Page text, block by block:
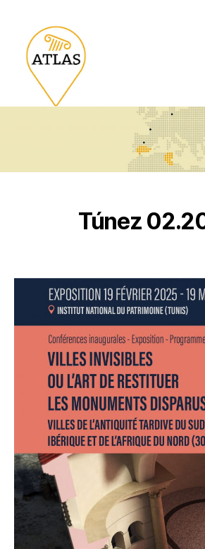
Túnez